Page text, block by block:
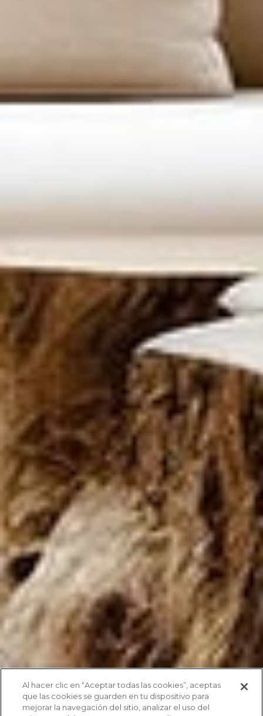
Al hacer clic en “Aceptar todas las cookies”, aceptas
que las cookies se guarden en tu dispositivo para
mejorar la navegación del sitio, analizar el uso del